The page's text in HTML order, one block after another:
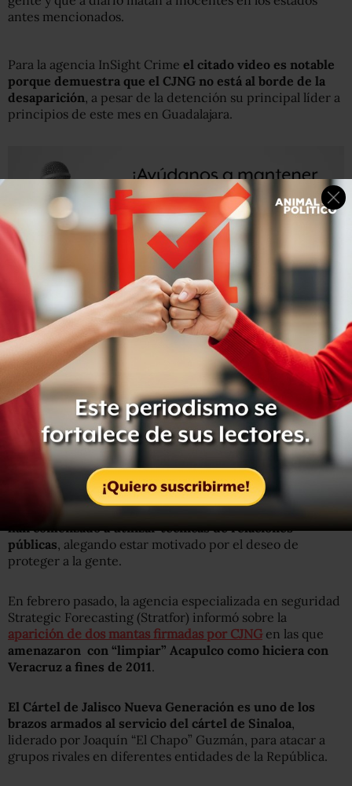
antes mencionados.
Para la agencia InSight Crime el citado video es notable
porque demuestra que el CJNG no está al borde de la
desaparición, a pesar de la detención su principal líder a
principios de este mes en Guadalajara.
Al difundir el video, señala la agencia,el CNJG sigue la
táctica utilizada el año pasado en Veracruz, cuando
anunció su entrada en ese estado para atacar al cártel
de Los Zetas, situación que desató una ola de violencia
en la entidad.
El grupo de periodistas también subraya queeste tipo de
videos deja ver que los grupos criminales de México
han comenzado a utilizar técnicas de relaciones
públicas , alegando estar motivado por el deseo de
proteger a la gente.
En febrero pasado, la agencia especializada en seguridad
Strategic Forecasting (Stratfor) informó sobre la
aparición de dos mantas firmadas por CJNG en las que
amenazaron con “limpiar” Acapulco como hiciera con
Veracruz a fines de 2011.
El Cártel de Jalisco Nueva Generación es uno de los
brazos armados al servicio del cártel de Sinaloa
liderado por Joaquín “El Chapo” Guzmán, para atacar a
grupos rivales en diferentes entidades de la República.